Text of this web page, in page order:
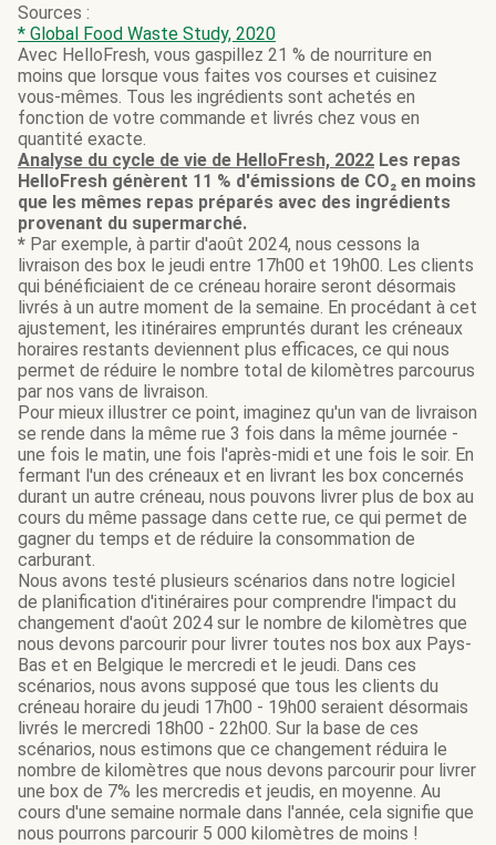
Sources :
* Global Food Waste Study, 2020
Avec HelloFresh, vous gaspillez 21 % de nourriture en
moins que lorsque vous faites vos courses et cuisinez
vous-mêmes. Tous les ingrédients sont achetés en
fonction de votre commande et livrés chez vous en
quantité exacte.
Analyse du cycle de vie de HelloFresh, 2022 Les repas
HelloFresh génèrent 11 % d'émissions de CO₂ en moins
que les mêmes repas préparés avec des ingrédients
provenant du supermarché.
* Par exemple, à partir d'août 2024, nous cessons la
livraison des box le jeudi entre 17h00 et 19h00. Les clients
qui bénéficiaient de ce créneau horaire seront désormais
livrés à un autre moment de la semaine. En procédant à cet
ajustement, les itinéraires empruntés durant les créneaux
horaires restants deviennent plus efficaces, ce qui nous
permet de réduire le nombre total de kilomètres parcourus
par nos vans de livraison.
Pour mieux illustrer ce point, imaginez qu'un van de livraison
se rende dans la même rue 3 fois dans la même journée -
une fois le matin, une fois l'après-midi et une fois le soir. En
fermant l'un des créneaux et en livrant les box concernés
durant un autre créneau, nous pouvons livrer plus de box au
cours du même passage dans cette rue, ce qui permet de
gagner du temps et de réduire la consommation de
carburant.
Nous avons testé plusieurs scénarios dans notre logiciel
de planification d'itinéraires pour comprendre l'impact du
changement d'août 2024 sur le nombre de kilomètres que
nous devons parcourir pour livrer toutes nos box aux Pays-
Bas et en Belgique le mercredi et le jeudi. Dans ces
scénarios, nous avons supposé que tous les clients du
créneau horaire du jeudi 17h00 - 19h00 seraient désormais
livrés le mercredi 18h00 - 22h00. Sur la base de ces
scénarios, nous estimons que ce changement réduira le
nombre de kilomètres que nous devons parcourir pour livrer
une box de 7% les mercredis et jeudis, en moyenne. Au
cours d'une semaine normale dans l'année, cela signifie que
nous pourrons parcourir 5 000 kilomètres de moins !